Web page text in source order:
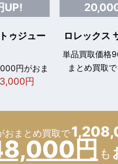
UP!
ゥジュー
円がおま
円
ロレックス
単品買取価格
まとめ買取で
おまとめ買取で
円 も